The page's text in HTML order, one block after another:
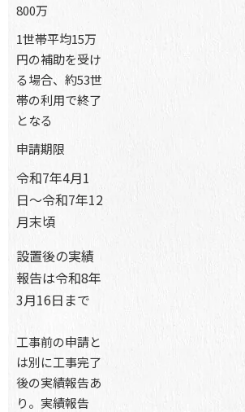
800万
1世帯平均15万
円の補助を受け
る場合、約53世
帯の利用で終了
となる
申請期限
令和7年4月1
日〜令和7年12
月末頃
設置後の実績
報告は令和8年
3月16日まで
工事前の申請と
は別に工事完了
後の実績報告あ
り。実績報告